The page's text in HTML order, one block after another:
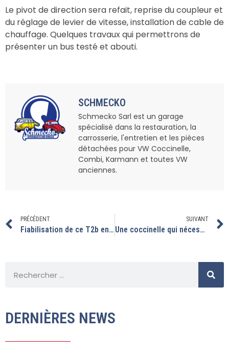
Le pivot de direction sera refait, reprise du coupleur et
du réglage de levier de vitesse, installation de cable de
chauffage. Quelques travaux qui permettrons de
présenter un bus testé et abouti.
SCHMECKO
Schmecko Sarl est un garage
spécialisé dans la restauration, la
carrosserie, l'entretien et les pièces
détachées pour VW Coccinelle,
Combi, Karmann et toutes VW
anciennes.
PRÉCÉDENT
Fiabilisation de ce T2b en vu de son contrôle technique.
SUIVANT
Une coccinelle qui nécessitera beaucoup de travaux
DERNIÈRES NEWS